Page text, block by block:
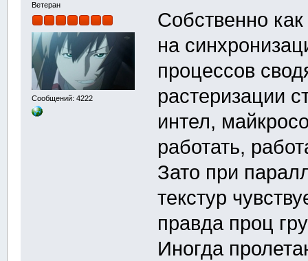
Ветеран
Сообщений: 4222
Собственно
на
процессов
растеризации
интел,
работать,
Зато при
текстур
правда проц
Иногда